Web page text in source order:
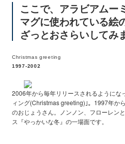
ここで、アラビアムー
マグに使われている絵
ざっとおさらいしてみ
Christmas greeting
1997-2002
2006年から毎年リリースされるようにな
ィング(Christmas greeting)｣。1997年か
のおじょうさん。ノンノン、フローレン
ス『やっかいな冬』の一場面です。